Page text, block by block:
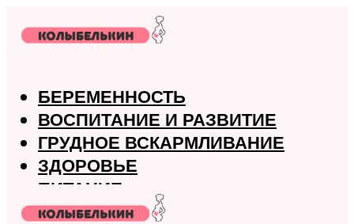
БЕРЕМЕННОСТЬ
ВОСПИТАНИЕ И РАЗВИТИЕ
ГРУДНОЕ ВСКАРМЛИВАНИЕ
ЗДОРОВЬЕ
ПИТАНИЕ
РОДЫ